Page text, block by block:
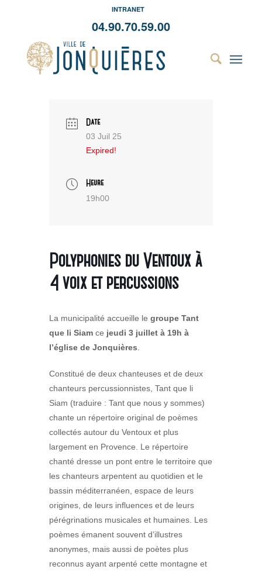
INTRANET
04.90.70.59.00
Date
03 Juil 25
Expired!
Heure
19h00
Polyphonies du Ventoux à
4 voix et percussions
La municipalité accueille le groupe Tant
que li Siam ce jeudi 3 juillet à 19h à
l’église de Jonquières
Constitué de deux chanteuses et de deux
chanteurs percussionnistes, Tant que li
Siam (traduire : Tant que nous y sommes)
chante un répertoire original de poèmes
collectés autour du Ventoux et plus
largement en Provence. Le répertoire
chanté dresse un pont entre le territoire que
les chanteurs arpentent au quotidien et le
bassin méditerranéen, espace de leurs
origines, de leurs influences et de leurs
pérégrinations musicales et humaines. Les
poèmes émanent souvent d’illustres
anonymes, mais aussi de poètes plus
reconnus ayant arpenté cette montagne et